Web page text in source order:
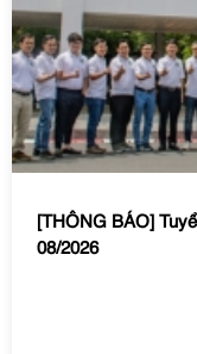
[THÔNG BÁO]
08/2026